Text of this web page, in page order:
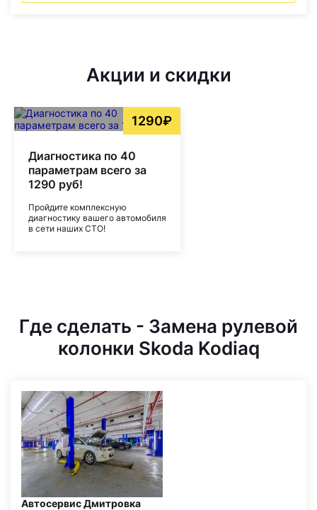
Акции и скидки
1290₽
Диагностика по 40
параметрам всего за
1290 руб!
Пройдите комплексную
диагностику вашего автомобиля
в сети наших СТО!
Где сделать - Замена рулевой
колонки Skoda Kodiaq
Автосервис Дмитровка